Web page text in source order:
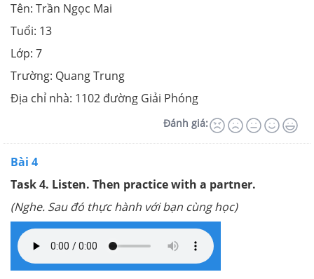
Tên: Trần Ngọc Mai
Tuổi: 13
Lớp: 7
Trường: Quang Trung
Địa chỉ nhà: 1102 đường Giải Phóng
Đánh giá:
Bài 4
Task 4. Listen. Then practice with a partner.
(Nghe. Sau đó thực hành với bạn cùng học)